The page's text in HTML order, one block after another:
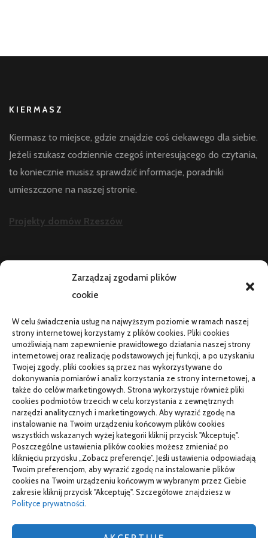
Zarządzaj zgodami plików
cookie
W celu świadczenia usług na najwyższym poziomie w ramach naszej
strony internetowej korzystamy z plików cookies. Pliki cookies
umożliwiają nam zapewnienie prawidłowego działania naszej strony
internetowej oraz realizację podstawowych jej funkcji, a po uzyskaniu
Twojej zgody, pliki cookies są przez nas wykorzystywane do
dokonywania pomiarów i analiz korzystania ze strony internetowej, a
także do celów marketingowych. Strona wykorzystuje również pliki
cookies podmiotów trzecich w celu korzystania z zewnętrznych
narzędzi analitycznych i marketingowych. Aby wyrazić zgodę na
instalowanie na Twoim urządzeniu końcowym plików cookies
wszystkich wskazanych wyżej kategorii kliknij przycisk "Akceptuję".
Poszczególne ustawienia plików cookies możesz zmieniać po
kliknięciu przycisku „Zobacz preferencje”. Jeśli ustawienia odpowiadają
Twoim preferencjom, aby wyrazić zgodę na instalowanie plików
cookies na Twoim urządzeniu końcowym w wybranym przez Ciebie
zakresie kliknij przycisk "Akceptuję". Szczegółowe znajdziesz w
Polityce prywatności.
KIERMASZ
Kiermasz to miejsce, gdzie znajdzie coś ciekawego dla siebie.
Jeżeli szukasz codziennie czegoś interesującego do czytania,
to koniecznie musisz sprawdzić informacje, poradniki
umieszczone na naszej stronie.
Projekty domów Rzeszów
Telefon zawiesza się i wyłącza pod obciążeniem:
PR od podstaw w małej firmie: nauka i wdrożenie
Termin do specjalisty za kilka miesięcy: co robić
Porządkowanie faktur kosztowych przed wdrożeniem KSeF
TO SIĘ CZYTA
Gorąca oraz poetyczna Hiszpania z kamperem – gdzie
pojechać na wczasy z bliskimi?
Czemu warto wybierać śruby z ocynkiem
Właściwe domy z drewna jak budować w solidny sposób